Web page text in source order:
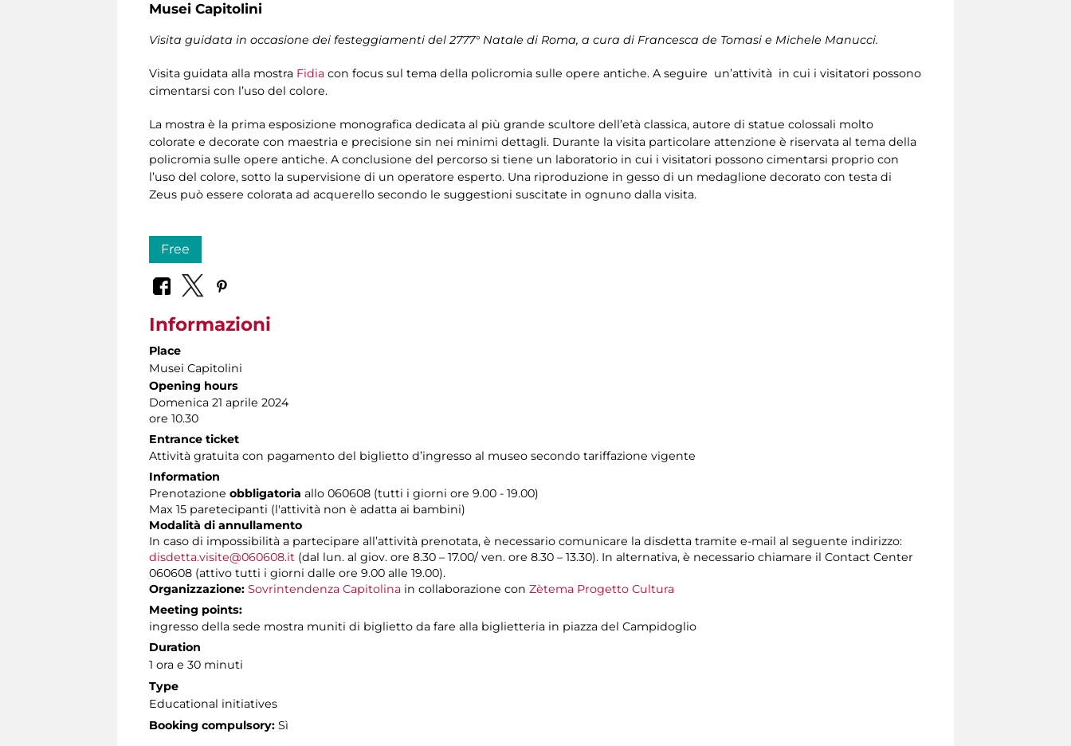
Musei Capitolini
Visita guidata in occasione dei festeggiamenti del 2777° Natale di Roma, a cura di Francesca de Tomasi e Michele Manucci.
Visita guidata alla mostra Fidia con focus sul tema della policromia sulle opere antiche. A seguire un’attività in cui i visitatori possono
cimentarsi con l’uso del colore.
La mostra è la prima esposizione monografica dedicata al più grande scultore dell’età classica, autore di statue colossali molto
colorate e decorate con maestria e precisione sin nei minimi dettagli. Durante la visita particolare attenzione è riservata al tema della
policromia sulle opere antiche. A conclusione del percorso si tiene un laboratorio in cui i visitatori possono cimentarsi proprio con
l’uso del colore, sotto la supervisione di un operatore esperto. Una riproduzione in gesso di un medaglione decorato con testa di
Zeus può essere colorata ad acquerello secondo le suggestioni suscitate in ognuno dalla visita.
Free
Informazioni
Place
Musei Capitolini
Opening hours
Domenica 21 aprile 2024
ore 10.30
Entrance ticket
Attività gratuita con pagamento del biglietto d’ingresso al museo secondo tariffazione vigente
Information
Prenotazione obbligatoria allo 060608 (tutti i giorni ore 9.00 - 19.00)
Max 15 paretecipanti (l'attività non è adatta ai bambini)
Modalità di annullamento
In caso di impossibilità a partecipare all’attività prenotata, è necessario comunicare la disdetta tramite e-mail al seguente indirizzo:
disdetta.visite@060608.it (dal lun. al giov. ore 8.30 – 17.00/ ven. ore 8.30 – 13.30). In alternativa, è necessario chiamare il Contact Center
060608 (attivo tutti i giorni dalle ore 9.00 alle 19.00).
Organizzazione: Sovrintendenza Capitolina in collaborazione con Zètema Progetto Cultura
Meeting points:
ingresso della sede mostra muniti di biglietto da fare alla biglietteria in piazza del Campidoglio
Duration
1 ora e 30 minuti
Type
Educational initiatives
Booking compulsory: Sì